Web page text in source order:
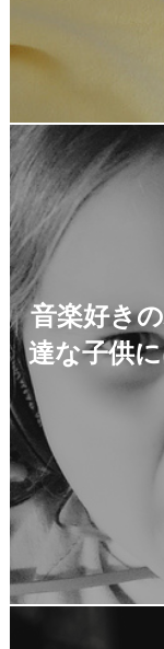
音楽好き
達な子供